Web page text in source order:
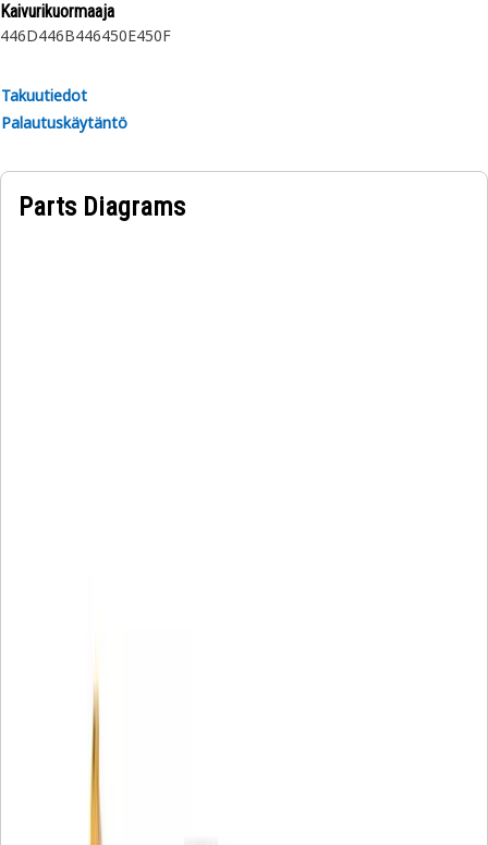
Kaivurikuormaaja
446D446B446450E450F
Takuutiedot
Palautuskäytäntö
Parts Diagrams